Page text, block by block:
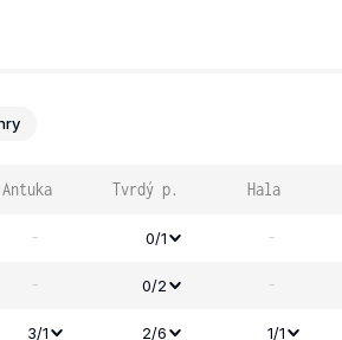
Antuka Tvrdý p. Hala
- 0/1 -
- 0/2 -
3/1 2/6 1/1